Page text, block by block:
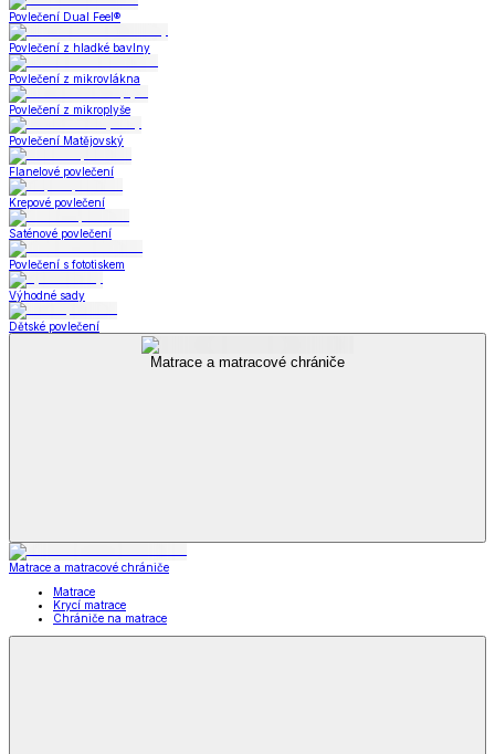
Povlečení Dual Feel®
Povlečení z hladké bavlny
Povlečení z mikrovlákna
Povlečení z mikroplyše
Povlečení Matějovský
Flanelové povlečení
Krepové povlečení
Saténové povlečení
Povlečení s fototiskem
Výhodné sady
Dětské povlečení
Matrace a matracové chrániče
Matrace a matracové chrániče
Matrace
Krycí matrace
Chrániče na matrace